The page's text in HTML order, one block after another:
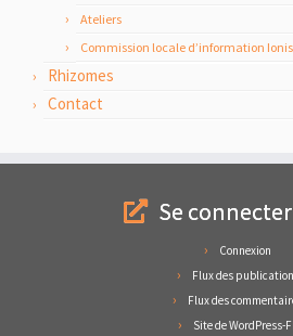
Ateliers
Commission locale d’information
Rhizomes
Contact
Se
Connexion
Flux des
Flux des
Site de WordPress-